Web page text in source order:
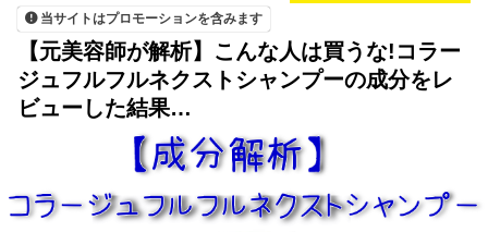
当サイトはプロモーションを含みます
【元美容師が解析】こんな人は買うな!コラー
ジュフルフルネクストシャンプーの成分をレ
ビューした結果…